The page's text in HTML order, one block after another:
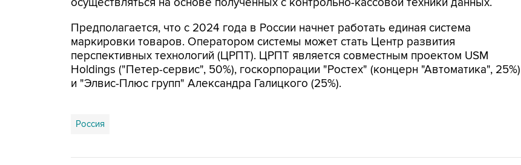
Предполагается, что с 2024 года в России начнет работать единая система
маркировки товаров. Оператором системы может стать Центр развития
перспективных технологий (ЦРПТ). ЦРПТ является совместным проектом USM
Holdings ("Петер-сервис", 50%), госкорпорации "Ростех" (концерн "Автоматика", 25%)
и "Элвис-Плюс групп" Александра Галицкого (25%).
Россия